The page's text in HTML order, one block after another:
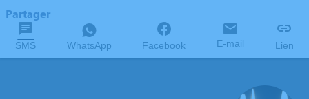
Partager
SMS WhatsApp Facebook E-mail Lien